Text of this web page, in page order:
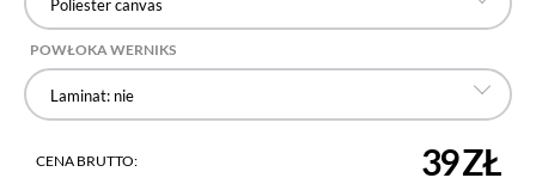
Poliester canvas
POWŁOKA WERNIKS
Laminat: nie
CENA BRUTTO: 39 ZŁ